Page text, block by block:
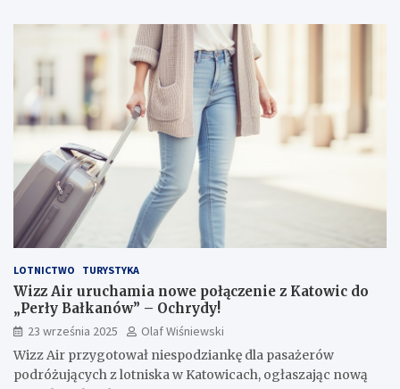
LOTNICTWO TURYSTYKA
Wizz Air uruchamia nowe połączenie z Katowic do
„Perły Bałkanów” – Ochrydy!
23 września 2025
Olaf Wiśniewski
Wizz Air przygotował niespodziankę dla pasażerów
podróżujących z lotniska w Katowicach, ogłaszając nową